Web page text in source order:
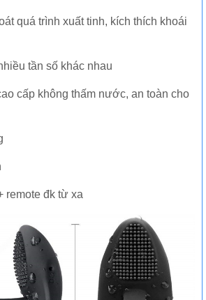
quá trình xuất tinh, kích thích khoái
tần số khác nhau
cấp không thấm nước, an toàn cho
remote đk từ xa